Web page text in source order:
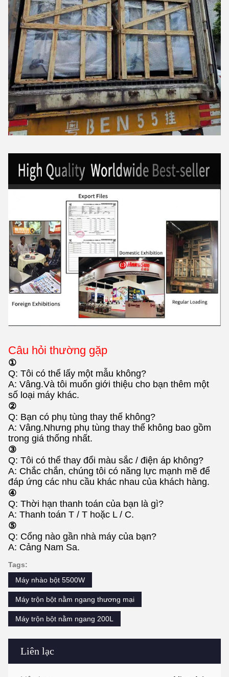
Liên lạc
Câu hỏi thường gặp
①
Q: Tôi có thể lấy một mẫu không?
A: Vâng.Và tôi muốn giới thiệu cho bạn thêm một
số loại máy khác.
②
Q: Bạn có phụ tùng thay thế không?
A: Vâng.Nhưng phụ tùng thay thế không bao gồm
trong giá thống nhất.
③
Q: Tôi có thể thay đổi màu sắc / điện áp không?
A: Chắc chắn, chúng tôi có năng lực mạnh mẽ để
đáp ứng các nhu cầu khác nhau của khách hàng.
④
Q: Thời hạn thanh toán của bạn là gì?
A: Thanh toán T / T hoặc L / C.
⑤
Q: Cổng nào gần nhà máy của bạn?
A: Cảng Nam Sa.
Tags:
Máy nhào bột 5500W
Máy trộn bột nằm ngang thương mại
Máy trộn bột nằm ngang 200L